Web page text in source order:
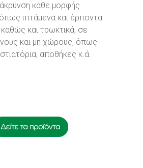
κάθε μορφής
ιπτάμενα και έρποντα
και τρωκτικά, σε
και μη χώρους, όπως
αποθήκες κ.ά.